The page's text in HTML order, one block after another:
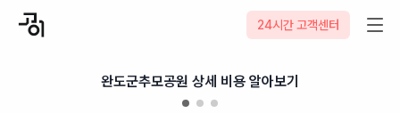
24시간 고객센터
완도군추모공원 상세 비용 알아보기